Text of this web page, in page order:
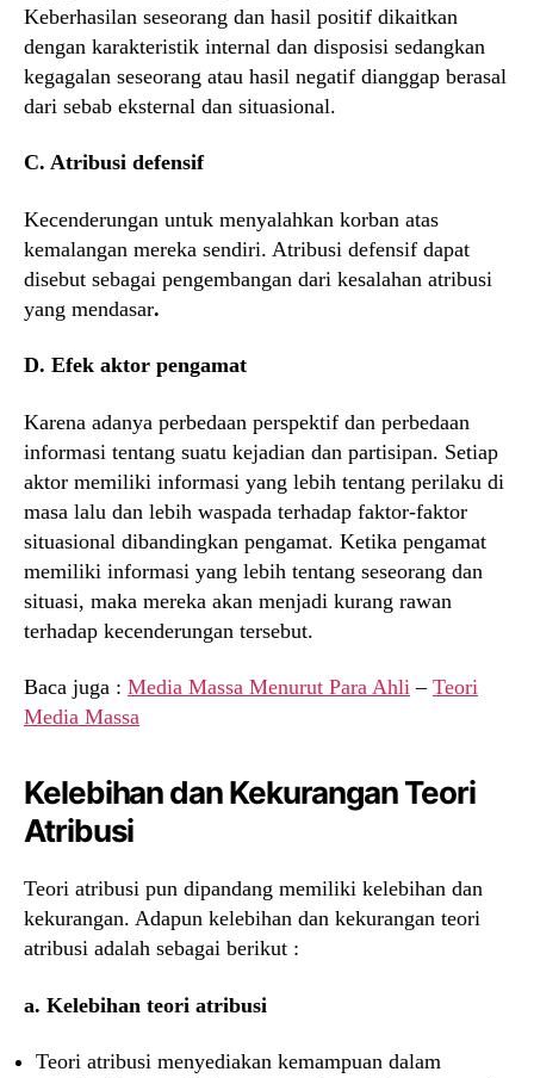
Keberhasilan seseorang dan hasil positif dikaitkan
dengan karakteristik internal dan disposisi sedangkan
kegagalan seseorang atau hasil negatif dianggap berasal
dari sebab eksternal dan situasional.
C. Atribusi defensif
Kecenderungan untuk menyalahkan korban atas
kemalangan mereka sendiri. Atribusi defensif dapat
disebut sebagai pengembangan dari kesalahan atribusi
yang mendasar.
D. Efek aktor pengamat
Karena adanya perbedaan perspektif dan perbedaan
informasi tentang suatu kejadian dan partisipan. Setiap
aktor memiliki informasi yang lebih tentang perilaku di
masa lalu dan lebih waspada terhadap faktor-faktor
situasional dibandingkan pengamat. Ketika pengamat
memiliki informasi yang lebih tentang seseorang dan
situasi, maka mereka akan menjadi kurang rawan
terhadap kecenderungan tersebut.
Baca juga : Media Massa Menurut Para Ahli – Teori
Media Massa
Kelebihan dan Kekurangan Teori
Atribusi
Teori atribusi pun dipandang memiliki kelebihan dan
kekurangan. Adapun kelebihan dan kekurangan teori
atribusi adalah sebagai berikut :
a. Kelebihan teori atribusi
Teori atribusi menyediakan kemampuan dalam